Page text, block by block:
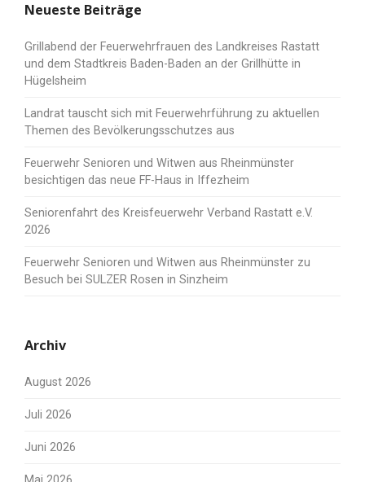
Neueste Beiträge
Grillabend der Feuerwehrfrauen des Landkreises Rastatt
und dem Stadtkreis Baden-Baden an der Grillhütte in
Hügelsheim
Landrat tauscht sich mit Feuerwehrführung zu aktuellen
Themen des Bevölkerungsschutzes aus
Feuerwehr Senioren und Witwen aus Rheinmünster
besichtigen das neue FF-Haus in Iffezheim
Seniorenfahrt des Kreisfeuerwehr Verband Rastatt e.V.
2026
Feuerwehr Senioren und Witwen aus Rheinmünster zu
Besuch bei SULZER Rosen in Sinzheim
Archiv
August 2026
Juli 2026
Juni 2026